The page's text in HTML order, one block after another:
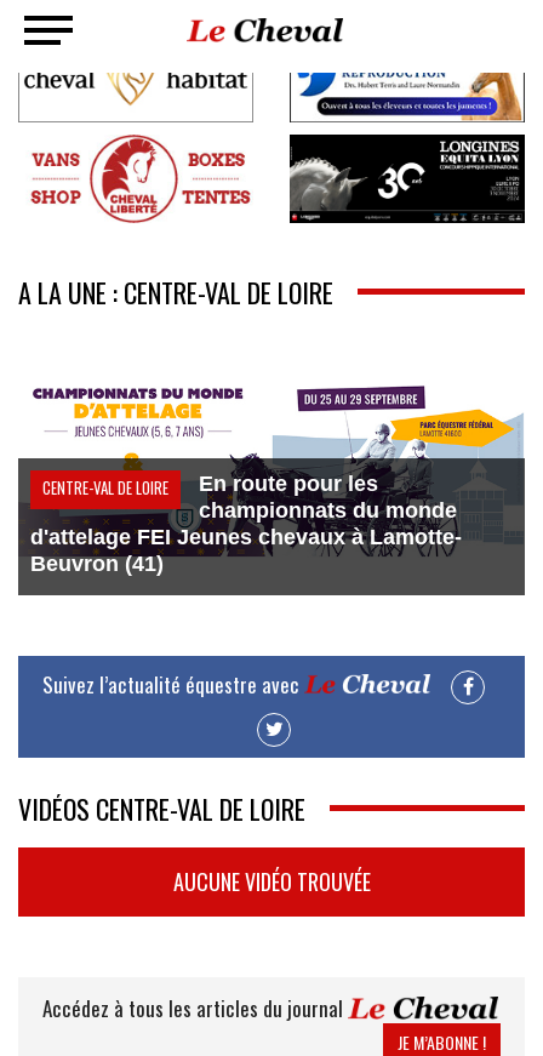
A LA UNE : CENTRE-VAL DE LOIRE
CENTRE-VAL DE LOIRE
En route pour les
championnats du monde
d'attelage FEI Jeunes chevaux à Lamotte-
Beuvron (41)
Suivez l’actualité équestre avec
VIDÉOS CENTRE-VAL DE LOIRE
AUCUNE VIDÉO TROUVÉE
Accédez à tous les articles du journal
JE M’ABONNE !